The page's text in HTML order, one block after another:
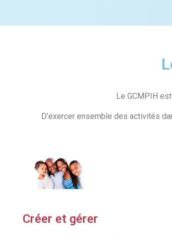
Le GCMPIH
D’exercer ensemble des activités
Créer et gérer